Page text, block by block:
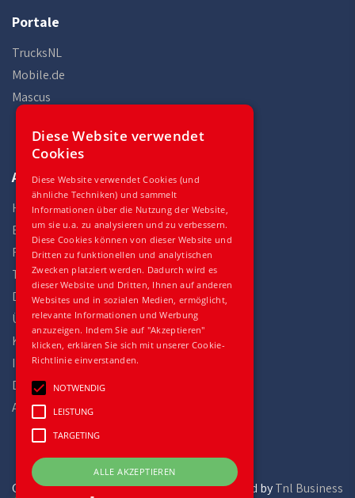
Portale
TrucksNL
Mobile.de
Mascus
Auto Gilles
Home
Bestand
Fahrzeuge
Teile
Dienstleistungen
Über uns
Kontakt
Impressum
Datenschutz
Allgemeine Geschäftsbedingungen
Gilles Trucks and Parts powered byTnl Business
Diese Website verwendet
Cookies
Diese Website verwendet Cookies (und
ähnliche Techniken) und sammelt
Informationen über die Nutzung der Website,
um sie u.a. zu analysieren und zu verbessern.
Diese Cookies können von dieser Website und
Dritten zu funktionellen und analytischen
Zwecken platziert werden. Dadurch wird es
dieser Website und Dritten, Ihnen auf anderen
Websites und in sozialen Medien, ermöglicht,
relevante Informationen und Werbung
anzuzeigen. Indem Sie auf "Akzeptieren"
klicken, erklären Sie sich mit unserer Cookie-
Richtlinie einverstanden.
NOTWENDIG
LEISTUNG
TARGETING
ALLE AKZEPTIEREN